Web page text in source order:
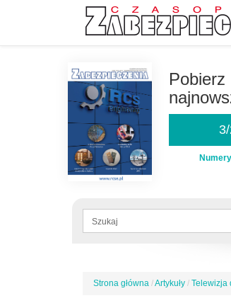
Pobierz
Formularz
Jesteś
Strona główna /Artykuły / Telewizja